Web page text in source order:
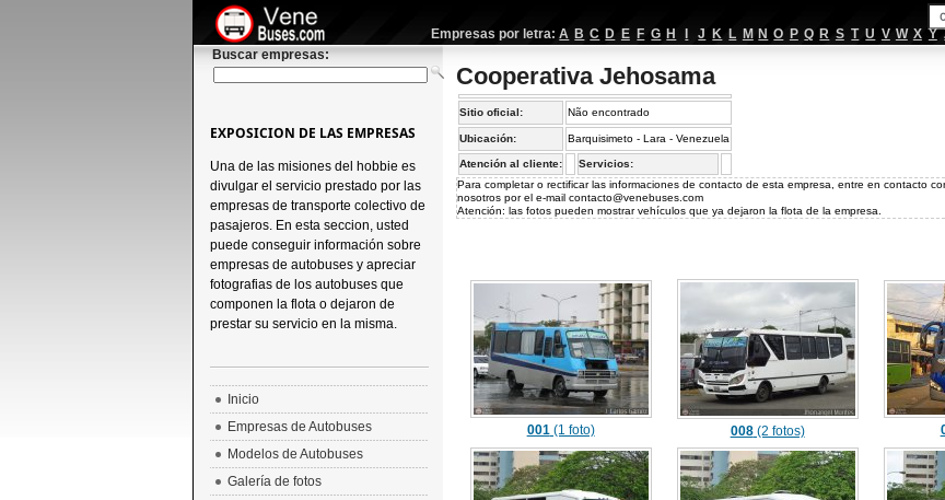
Empresas por letra: A B C D E F G H J K L M N O P Q R S T U V W X Y
Buscar empresas:
Cooperativa Jehosama
Sitio oficial: Não encontrado
Ubicación: Barquisimeto - Lara - Venezuela
Atención al cliente:
Servicios:
Para completar o rectificar las informaciones de contacto de esta empresa, entre en contacto
nosotros por el e-mailcontacto@venebuses.com
Atención: las fotos pueden mostrar vehículos que ya dejaron la flota de la empresa.
001(1 foto) 008(2 fotos)
EXPOSICION DE LAS EMPRESAS
Una de las misiones del hobbie es
divulgar el servicio prestado por las
empresas de transporte colectivo de
pasajeros. En esta seccion, usted
puede conseguir información sobre
empresas de autobuses y apreciar
fotografias de los autobuses que
componen la flota o dejaron de
prestar su servicio en la misma.
Inicio
Empresas de Autobuses
Modelos de Autobuses
Galería de fotos